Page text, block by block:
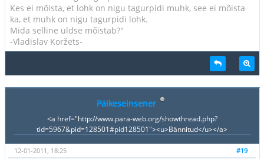
Kes ei mõista, et lohk on nigu tagurpidi muhk, see ei mõista
ka, et muhk on nigu tagurpidi lohk.
Mida selline üldse mõistab?"
-Vladislav Koržets-
Päikeseinsener
<a href="http://www.para-web.org/showthread.php?
tid=5967&pid=128501#pid128501"><u>Bännitud</u></a>
#19
12-01-2011, 18:25